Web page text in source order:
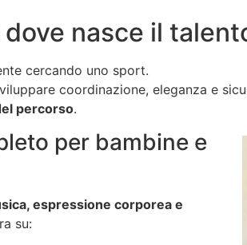
nasce il
cercando uno sport.
coordinazione, eleganza e
percorso.
per bambine e
espressione corporea e
su: